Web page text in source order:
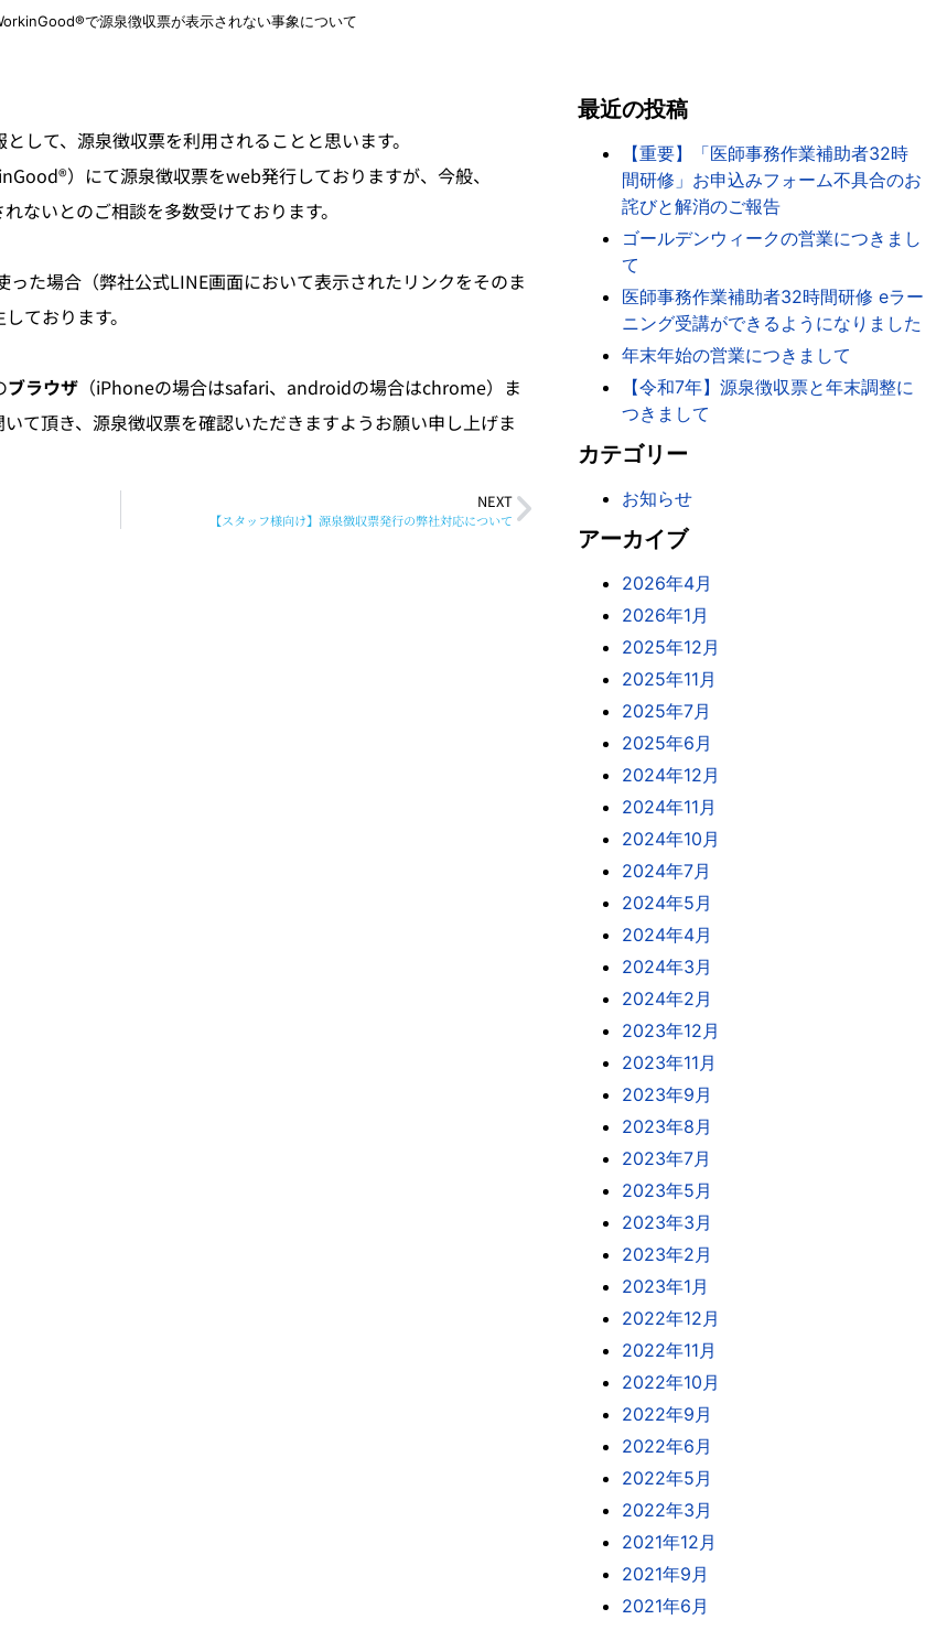
で源泉徴収票が表示されない事象について
して、源泉徴収票を利用されることと思います。
）にて源泉徴収票をweb発行しておりますが、今般、
ないとのご相談を多数受けております。
った場合（弊社公式LINE画面において表示されたリンクをそのま
ております。
ブラウザ （iPhoneの場合はsafari、androidの場合はchrome）ま
て頂き、源泉徴収票を確認いただきますようお願い申し上げま
NEXT
【スタッフ様向け】源泉徴収票発行の弊社対応について
最近の投稿
【重要】「医師事務作業補助者32時
間研修」お申込みフォーム不具合のお
詫びと解消のご報告
ゴールデンウィークの営業につきまし
て
医師事務作業補助者32時間研修 eラー
ニング受講ができるようになりました
年末年始の営業につきまして
【令和7年】源泉徴収票と年末調整に
つきまして
カテゴリー
お知らせ
アーカイブ
2026年4月
2026年1月
2025年12月
2025年11月
2025年7月
2025年6月
2024年12月
2024年11月
2024年10月
2024年7月
2024年5月
2024年4月
2024年3月
2024年2月
2023年12月
2023年11月
2023年9月
2023年8月
2023年7月
2023年5月
2023年3月
2023年2月
2023年1月
2022年12月
2022年11月
2022年10月
2022年9月
2022年6月
2022年5月
2022年3月
2021年12月
2021年9月
2021年6月